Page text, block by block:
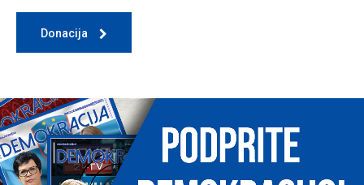
Donacija